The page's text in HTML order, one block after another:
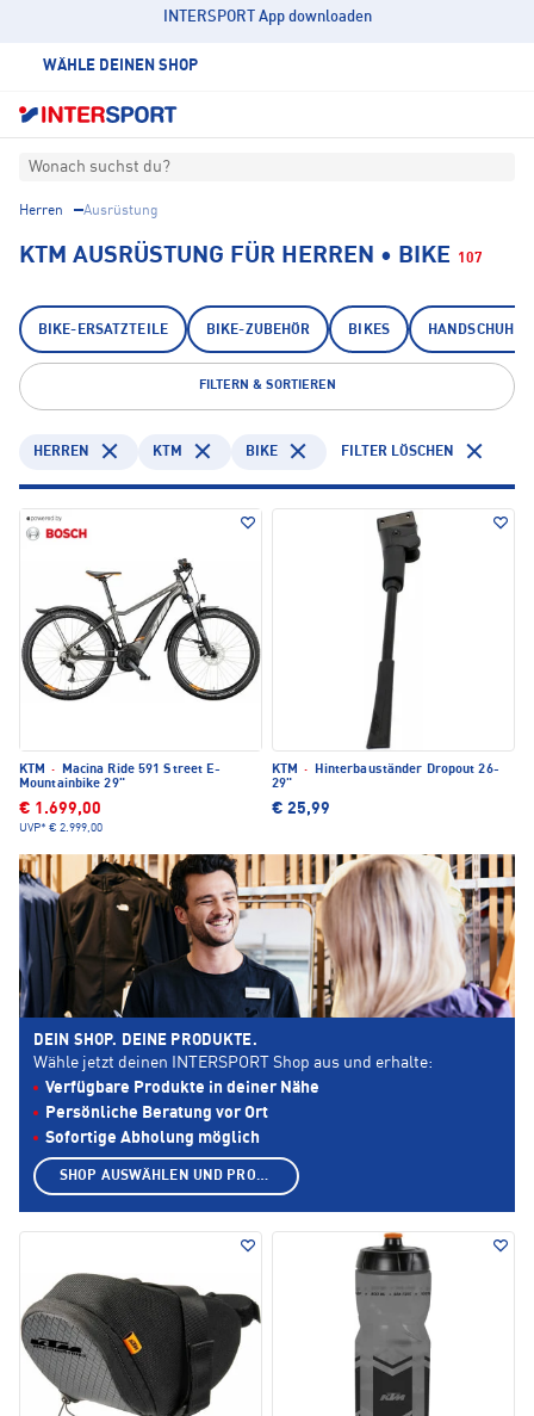
INTERSPORT App downloaden
WÄHLE DEINEN SHOP
Wonach suchst du?
Herren Ausrüstung
KTM AUSRÜSTUNG FÜR HERREN • BIKE 107
BIKE-ERSATZTEILE BIKE-ZUBEHÖR BIKES HANDSCHUHE
FILTERN & SORTIEREN
HERREN KTM BIKE FILTER LÖSCHEN
KTM ·
Macina Ride 591 Street E-
Mountainbike 29"
€ 1.699,00
UVP* € 2.999,00
KTM ·
Hinterbauständer Dropout 26-
29"
€ 25,99
DEIN SHOP. DEINE PRODUKTE.
Wähle jetzt deinen INTERSPORT Shop aus und erhalte:
Verfügbare Produkte in deiner Nähe
Persönliche Beratung vor Ort
Sofortige Abholung möglich
SHOP AUSWÄHLEN UND PRODUKTE ANZEIGEN